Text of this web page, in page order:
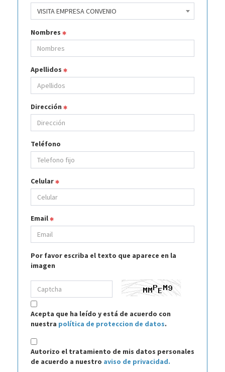
VISITA EMPRESA CONVENIO
Nombres
Apellidos
Dirección
Teléfono
Celular
Email
Por favor escriba el texto que aparece en la
imagen
Acepta que ha leído y está de acuerdo con
nuestra política de proteccion de datos.
Autorizo el tratamiento de mis datos personales
de acuerdo a nuestro aviso de privacidad.